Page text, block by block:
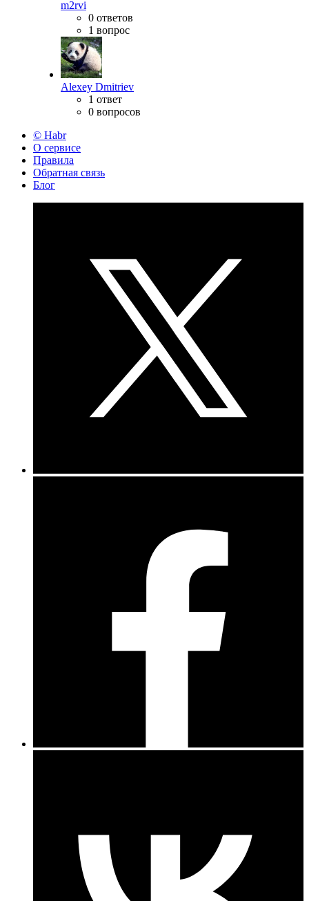
m2rvi
0 ответов
1 вопрос
Alexey Dmitriev
1 ответ
0 вопросов
© Habr
О сервисе
Правила
Обратная связь
Блог